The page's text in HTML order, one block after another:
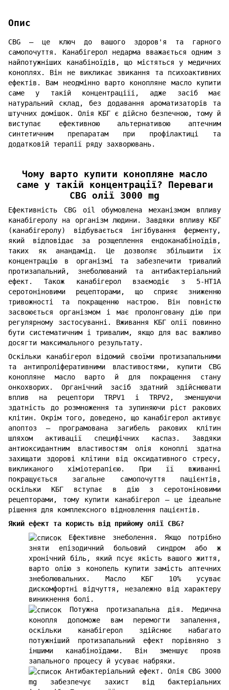
Опис
CBG – це ключ до вашого здоров'я та гарного
самопочуття. Канабігерол недарма вважається одним з
найпотужніших канабіноїдів, що містяться у медичних
коноплях. Він не викликає звикання та психоактивних
ефектів. Вам неодмінно варто конопляне масло купити
саме у такій концентраціїі, адже засіб має
натуральний склад, без додавання ароматизаторів та
штучних домішок. Олія КБГ є дійсно безпечною, тому й
виступає ефективною альтернативою аптечним
синтетичним препаратам при профілактиці та
додатковій терапії ряду захворювань.
Чому варто купити конопляне масло
саме у такій концентрації? Переваги
CBG олії 3000 mg
Ефективність CBG oil обумовлена механізмом впливу
канабігеролу на організм людини. Завдяки впливу КБГ
(канабігеролу) відбувається інгібування ферменту,
який відповідає за розщеплення ендоканабіноїдів,
таких як анандамід. Це дозволяє збільшити їх
концентрацію в організмі та забезпечити тривалий
протизапальний, знеболюваний та антибактеріальний
ефект. Також канабігерол взаємодіє з 5-HT1A
серотоніновими рецепторами, що сприяє зниженню
тривожності та покращенню настрою. Він повністю
засвоюється організмом і має пролонговану дію при
регулярному застосуванні. Вживання КБГ олії повинно
бути систематичним і тривалим, якщо для вас важливо
досягти максимального результату.
Оскільки канабігерол відомий своїми протизапальними
та антипроліферативними властивостями, купити CBG
конопляне масло варто й для покращення стану
онкохворих. Органічний засіб здатний здійснювати
вплив на рецептори TRPV1 і TRPV2, зменшуючи
здатність до розмноження та зупиняючи ріст ракових
клітин. Окрім того, доведено, що канабігерол активує
апоптоз – програмована загибель ракових клітин
шляхом активації специфічних каспаз. Завдяки
антиоксидантним властивостям олія коноплі здатна
захищати здорові клітини від оксидативного стресу,
викликаного хіміотерапією. При її вживанні
покращується загальне самопочуття пацієнтів,
оскільки КБГ вступає в дію з серотоніновими
рецепторами, тому купити канабігерол – це ідеальне
рішення для комплексного відновлення пацієнтів.
Який ефект та користь від прийому олії CBG?
Ефективне знеболення. Якщо потрібно
зняти епізодичний больовий синдром або ж
хронічний біль, який псує якість вашого життя,
варто олію з конопель купити замість аптечних
знеболювальних. Масло КБГ 10% усуває
дискомфортні відчуття, незалежно від характеру
виникнення болі.
Потужна протизапальна дія. Медична
конопля допоможе вам перемогти запалення,
оскільки канабігерол здійснює набагато
потужніший протизапальний ефект порівняно з
іншими канабіноїдами. Він зменшує прояв
запального процесу й усуває набряки.
Антибактеріальний ефект. Олія CBG 3000
mg забезпечує захист від бактеріальних